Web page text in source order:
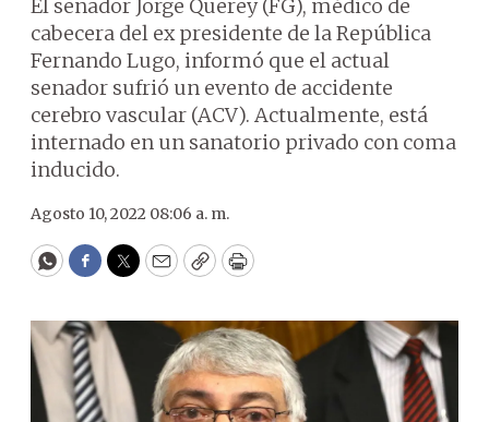
El senador Jorge Querey (FG), médico de
cabecera del ex presidente de la República
Fernando Lugo, informó que el actual
senador sufrió un evento de accidente
cerebro vascular (ACV). Actualmente, está
internado en un sanatorio privado con coma
inducido.
Agosto 10, 2022 08:06 a. m.
WhatsApp
Facebook
Twitter
EmailCopyPrint